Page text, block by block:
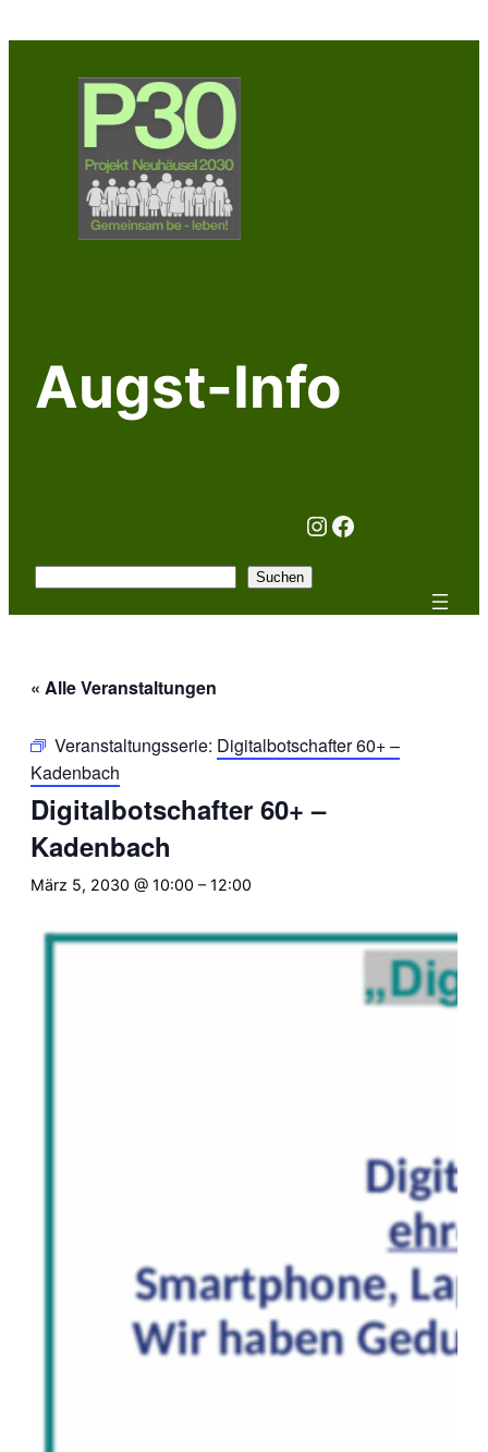
Augst-Info
Instagram
Facebook
Suchen
« Alle Veranstaltungen
Veranstaltungsserie: Digitalbotschafter 60+ –
Kadenbach
Digitalbotschafter 60+ –
Kadenbach
März 5, 2030 @ 10:00 – 12:00